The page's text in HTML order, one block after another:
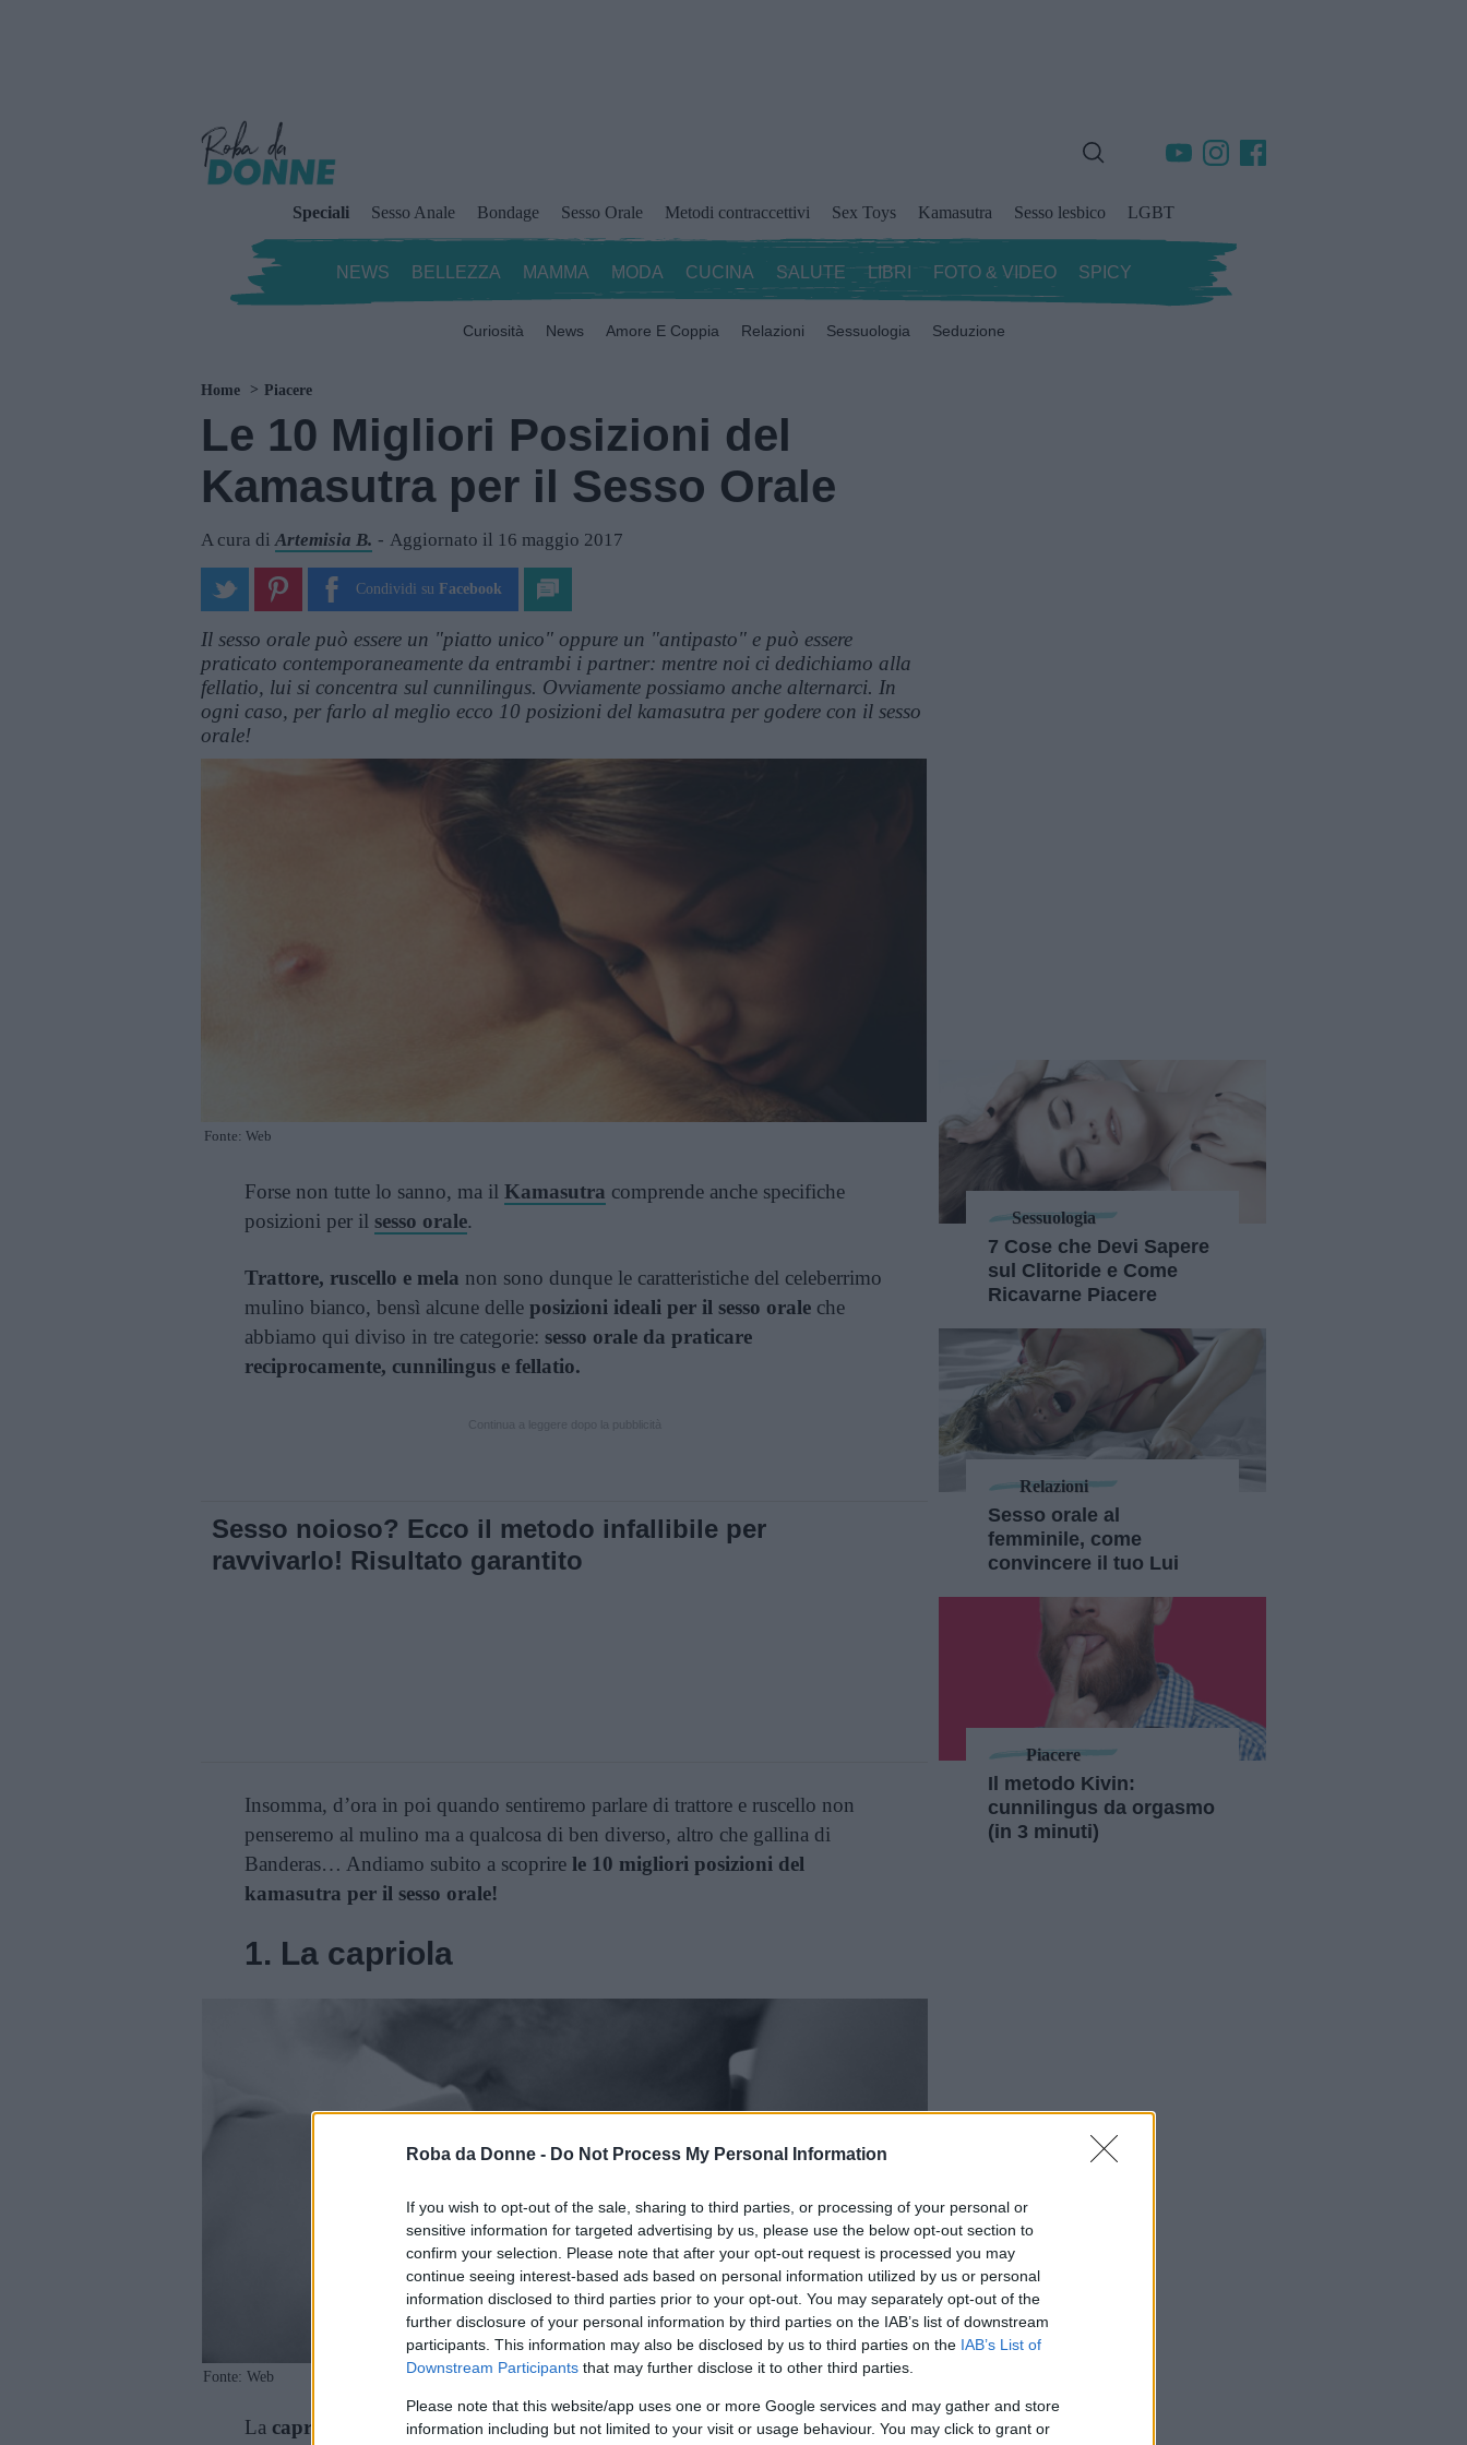
Roba da Donne - Do Not Process My Personal Information
If you wish to opt-out of the sale, sharing to third parties, or processing of your personal or
sensitive information for targeted advertising by us, please use the below opt-out section to
confirm your selection. Please note that after your opt-out request is processed you may
continue seeing interest-based ads based on personal information utilized by us or personal
information disclosed to third parties prior to your opt-out. You may separately opt-out of the
further disclosure of your personal information by third parties on the IAB’s list of downstream
participants. This information may also be disclosed by us to third parties on the IAB’s List of
Downstream Participants that may further disclose it to other third parties.
Please note that this website/app uses one or more Google services and may gather and store
information including but not limited to your visit or usage behaviour. You may click to grant or
Speciali Sesso Anale Bondage Sesso Orale Metodi contraccettivi Sex Toys Kamasutra Sesso lesbico LGBT
NEWS BELLEZZA MAMMA MODA CUCINA SALUTE LIBRI FOTO & VIDEO SPICY
Curiosità News Amore E Coppia Relazioni Sessuologia Seduzione
Home Piacere
Le 10 Migliori Posizioni del
Kamasutra per il Sesso Orale
A cura diArtemisia B. Aggiornato il 16 maggio 2017
Condividi su Facebook
Il sesso orale può essere un "piatto unico" oppure un "antipasto" e può essere
praticato contemporaneamente da entrambi i partner: mentre noi ci dedichiamo alla
fellatio, lui si concentra sul cunnilingus. Ovviamente possiamo anche alternarci. In
ogni caso, per farlo al meglio ecco 10 posizioni del kamasutra per godere con il sesso
orale!
Fonte: Web
Forse non tutte lo sanno, ma il Kamasutra comprende anche specifiche
posizioni per il sesso orale.
Trattore, ruscello e mela non sono dunque le caratteristiche del celeberrimo
mulino bianco, bensì alcune delle posizioni ideali per il sesso orale che
abbiamo qui diviso in tre categorie: sesso orale da praticare
reciprocamente, cunnilingus e fellatio.
Sesso noioso? Ecco il metodo infallibile per
ravvivarlo! Risultato garantito
Insomma, d’ora in poi quando sentiremo parlare di trattore e ruscello non
penseremo al mulino ma a qualcosa di ben diverso, altro che gallina di
Banderas… Andiamo subito a scoprire le 10 migliori posizioni del
kamasutra per il sesso orale!
1. La capriola
Fonte: Web
La capriola è una delle posizioni delkamasutra per il sesso orale che
Sessuologia
7 Cose che Devi Sapere
sul Clitoride e Come
Ricavarne Piacere
Relazioni
Sesso orale al
femminile, come
convincere il tuo Lui
Piacere
Il metodo Kivin:
cunnilingus da orgasmo
(in 3 minuti)